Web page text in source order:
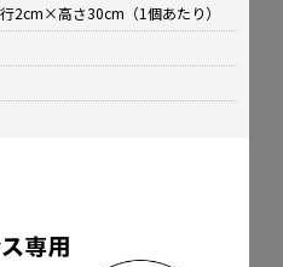
2cm×高さ30cm（1個あたり）